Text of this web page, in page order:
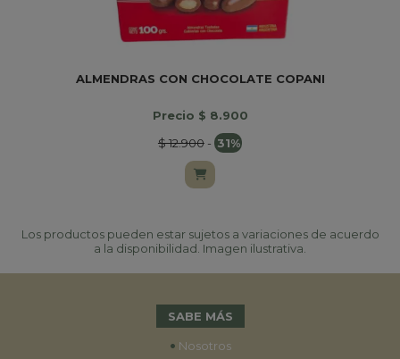
ALMENDRAS CON CHOCOLATE COPANI
Precio $ 8.900
$ 12.900- 31%
Los productos pueden estar sujetos a variaciones de acuerdo
a la disponibilidad. Imagen ilustrativa.
SABE MÁS
• Nosotros